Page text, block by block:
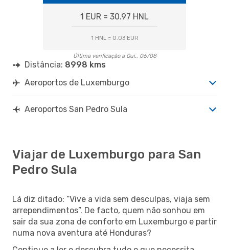
1 EUR = 30.97 HNL
1 HNL = 0.03 EUR
Última verificação a Qui., 06/08
Distância: 8998 kms
Aeroportos de Luxemburgo
Aeroportos San Pedro Sula
Viajar de Luxemburgo para San
Pedro Sula
Lá diz ditado: “Vive a vida sem desculpas, viaja sem
arrependimentos”. De facto, quem não sonhou em
sair da sua zona de conforto em Luxemburgo e partir
numa nova aventura até Honduras?